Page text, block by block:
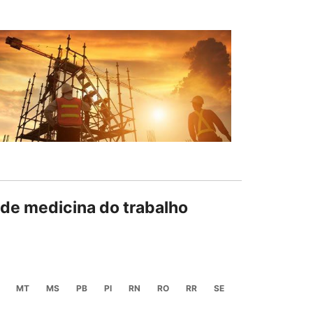
medicina do trabalho
MT MS PB PI RN RO RR SE